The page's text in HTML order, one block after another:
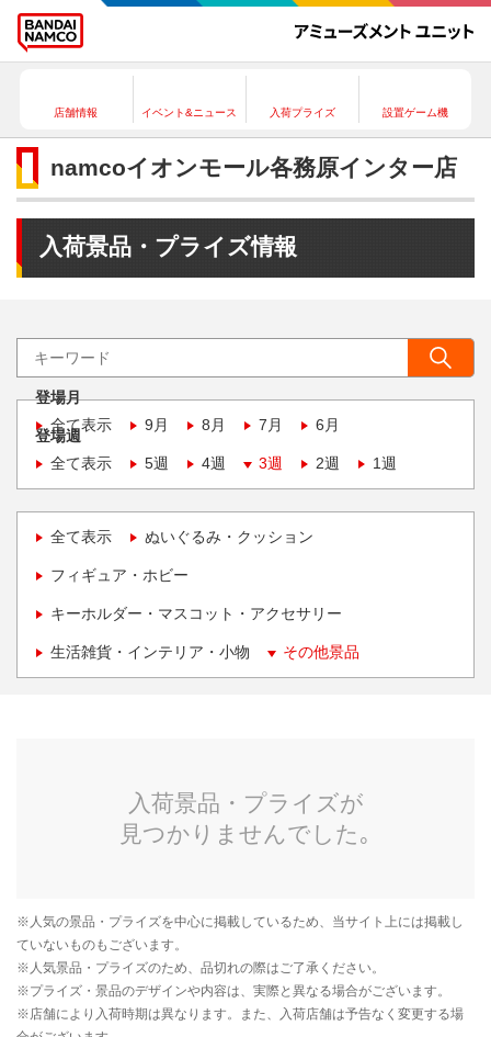
店舗情報 イベント&ニュース 入荷プライズ 設置ゲーム機
namcoイオンモール各務原インター店
入荷景品・プライズ情報
登場月
全て表示
9月 8月 7月 6月
登場週
全て表示
5週 4週 3週 2週 1週
全て表示 ぬいぐるみ・クッション
フィギュア・ホビー
キーホルダー・マスコット・アクセサリー
生活雑貨・インテリア・小物 その他景品